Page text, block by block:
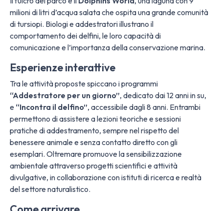
milioni di litri d’acqua salata che ospita una grande comunità
di tursiopi. Biologi e addestratori illustrano il
comportamento dei delfini, le loro capacità di
comunicazione e l’importanza della conservazione marina.
Esperienze interattive
Tra le attività proposte spiccano i programmi
“Addestratore per un giorno”, dedicato dai 12 anni in su,
e “Incontra il delfino”, accessibile dagli 8 anni. Entrambi
permettono di assistere a lezioni teoriche e sessioni
pratiche di addestramento, sempre nel rispetto del
benessere animale e senza contatto diretto con gli
esemplari. Oltremare promuove la sensibilizzazione
ambientale attraverso progetti scientifici e attività
divulgative, in collaborazione con istituti di ricerca e realtà
del settore naturalistico.